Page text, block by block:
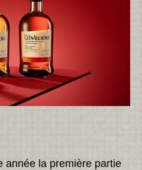
année la première partie